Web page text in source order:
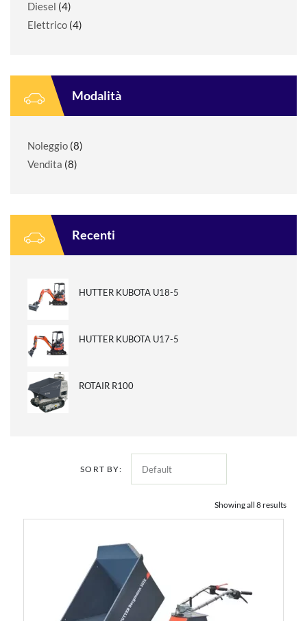
Diesel (4)
Elettrico (4)
Modalità
Noleggio (8)
Vendita (8)
Recenti
HUTTER KUBOTA U18-5
HUTTER KUBOTA U17-5
ROTAIR R100
Showing all 8 results
SORT BY: